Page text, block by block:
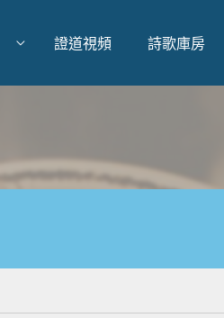
證道視頻 詩歌庫房